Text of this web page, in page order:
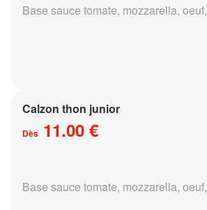
Base sauce tomate, mozzarella,
Calzon thon junior
Dès 11.00 €
Base sauce tomate, mozzarella,